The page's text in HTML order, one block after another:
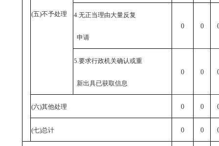
(五)不予处理 4.无正当理由大量反复
申请
0 0
5.要求行政机关确认或重
新出具已获取信息
0 0
(六)其他处理 0 0
(七)总计 0 0